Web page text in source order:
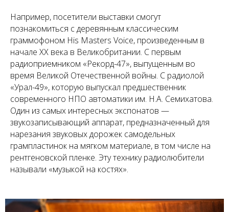
Например, посетители выставки смогут
познакомиться с деревянным классическим
граммофоном His Masters Voice, произведенным в
начале XX века в Великобритании. С первым
радиоприемником «Рекорд-47», выпущенным во
время Великой Отечественной войны. С радиолой
«Урал-49», которую выпускал предшественник
современного НПО автоматики им. Н.А. Семихатова.
Один из самых интересных экспонатов —
звукозаписывающий аппарат, предназначенный для
нарезания звуковых дорожек самодельных
грампластинок на мягком материале, в том числе на
рентгеновской пленке. Эту технику радиолюбители
называли «музыкой на костях».